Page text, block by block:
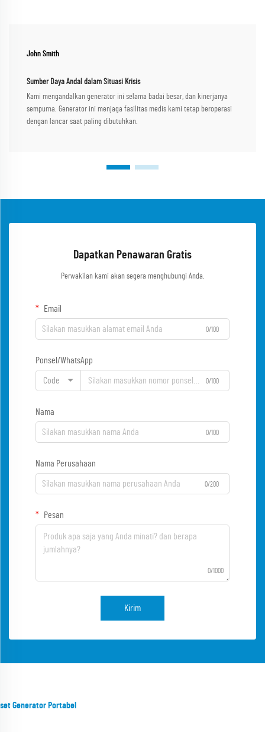
John Smith
Sumber Daya Andal dalam Situasi Krisis
Kami mengandalkan generator ini selama badai besar, dan kinerjanya
sempurna. Generator ini menjaga fasilitas medis kami tetap beroperasi
dengan lancar saat paling dibutuhkan.
Dapatkan Penawaran Gratis
Perwakilan kami akan segera menghubungi Anda.
Email
0/100
Ponsel/WhatsApp
Code 0/100
Nama
0/100
Nama Perusahaan
0/200
Pesan
0/1000
Kirim
set Generator Portabel